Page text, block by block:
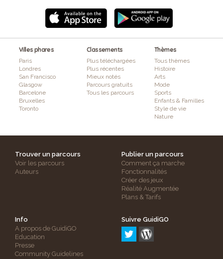
Villes phares
Paris
Londres
San Francisco
Glasgow
Barcelone
Bruxelles
Toronto
Classements
Plus téléchargées
Plus récentes
Mieux notés
Parcours gratuits
Tous les parcours
Thèmes
Tous thèmes
Histoire
Arts
Mode
Sports
Enfants & Familles
Style de vie
Nature
Trouver un parcours
Voir les parcours
Auteurs
Publier un parcours
Comment ça marche
Fonctionnalités
Créer des jeux
Réalité Augmentée
Plans & Tarifs
Info
A propos de GuidiGO
Education
Presse
Community Guidelines
Suivre GuidiGO